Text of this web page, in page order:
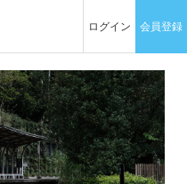
ログイン 会員登録